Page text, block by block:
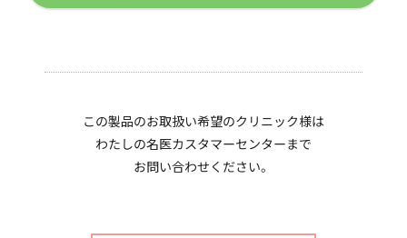
この製品のお取扱い希望のクリニック様は
わたしの名医カスタマーセンターまで
お問い合わせください。